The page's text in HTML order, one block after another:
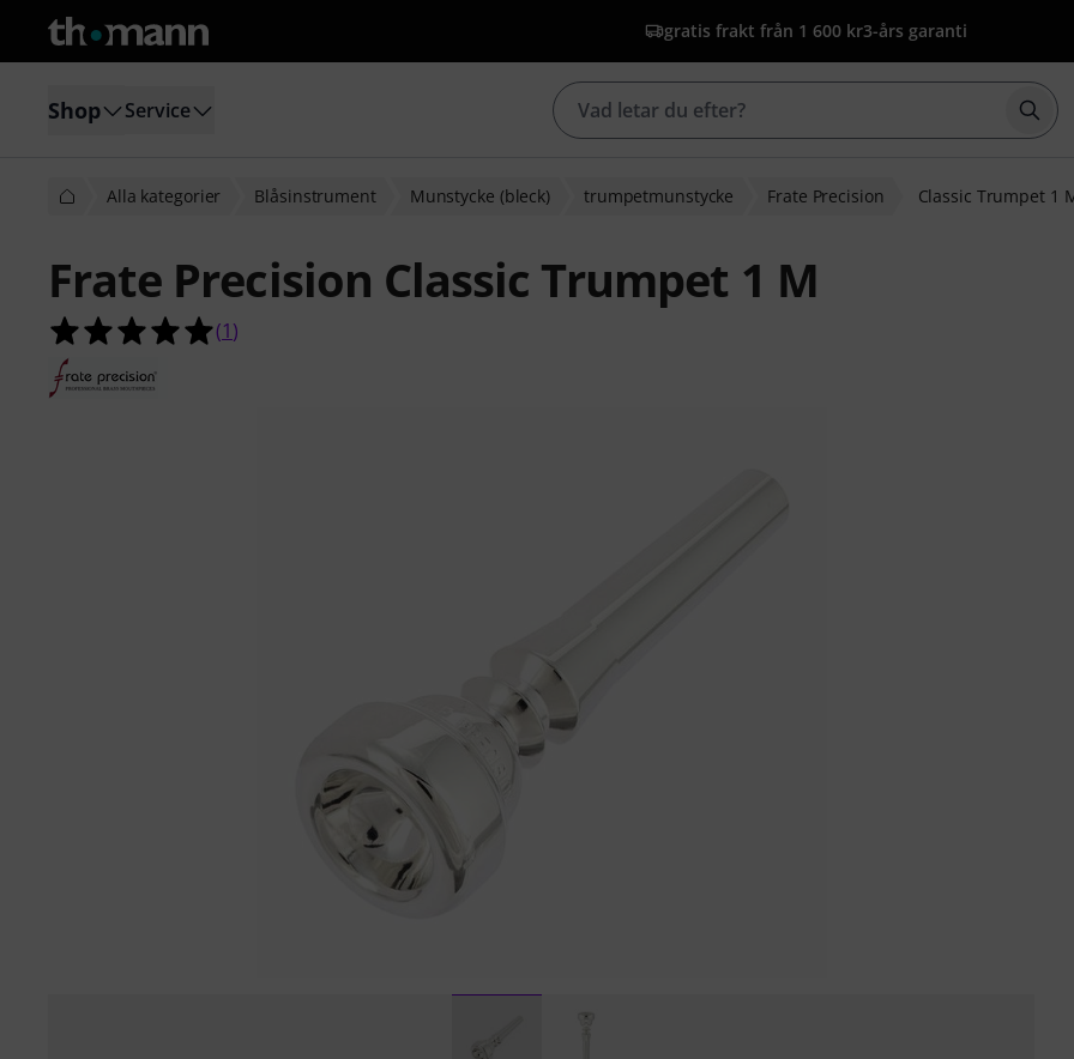
gratis frakt från 1 600 kr3-års garanti
Shop Service
Alla kategorier Blåsinstrument Munstycke (bleck) trumpetmunstycke Frate Precision Classic Trumpet 1
Frate Precision Classic Trumpet 1 M
5.0 av 5 stjärnor från 1 kundbetyg
(1)